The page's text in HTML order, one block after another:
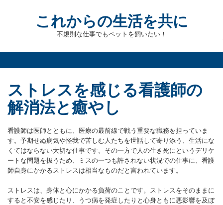
これからの生活を共に
不規則な仕事でもペットを飼いたい！
ストレスを感じる看護師の
解消法と癒やし
看護師は医師とともに、医療の最前線で戦う重要な職務を担っていま
す。予期せぬ病気や怪我で苦しむ人たちを世話して寄り添う、生活にな
くてはならない大切な仕事です。その一方で人の生き死にというデリケ
ートな問題を扱うため、ミスの一つも許されない状況での仕事に、看護
師自身にかかるストレスは相当なものだと言われています。
ストレスは、身体と心にかかる負荷のことです。ストレスをそのままに
すると不安を感じたり、うつ病を発症したりと心身ともに悪影響を及ぼ